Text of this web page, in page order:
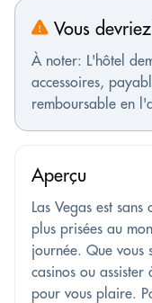
Vous
À noter: L'hôtel
accessoires,
remboursable en
Aperçu
Las Vegas est
plus prisées au
journée. Que vous
casinos ou assister
pour vous plaire.